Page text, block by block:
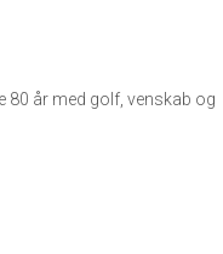
80 år med golf, venskab og